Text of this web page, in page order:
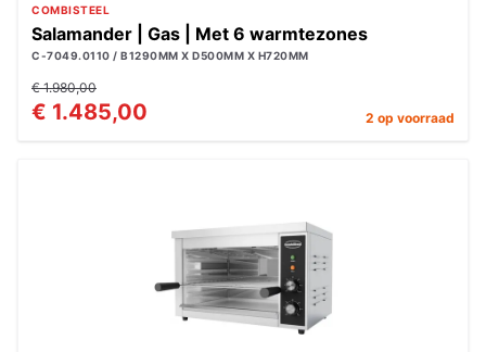
COMBISTEEL
Salamander | Gas | Met 6 warmtezones
C-7049.0110 / B1290MM X D500MM X H720MM
€ 1.980,00
€ 1.485,00 2 op voorraad